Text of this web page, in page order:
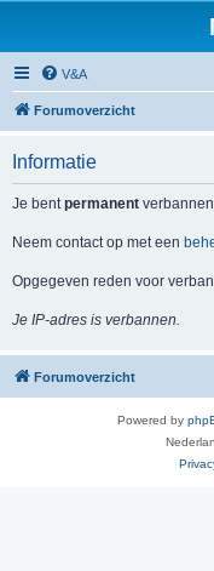
V&A
Forumoverzicht
Informatie
Je bentpermanent
Neem contact op met een
Opgegeven reden voor
Je IP-adres is verbannen.
Forumoverzicht
Powered by